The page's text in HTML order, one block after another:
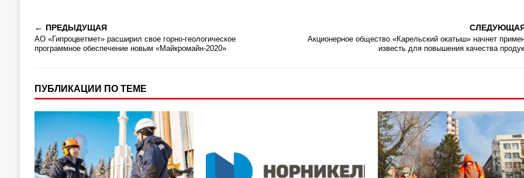
ПРЕДЫДУЩАЯ
АО «Гипроцветмет» расширил свое горно-геологическое
программное обеспечение новым «Майкромайн-2020»
Акционерное общество «Карельский окатыш» начнет
известь для повышения качества
ПУБЛИКАЦИИ ПО ТЕМЕ